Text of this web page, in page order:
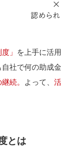
」
を上手に活
社で何の助成
続。
よって、
とは